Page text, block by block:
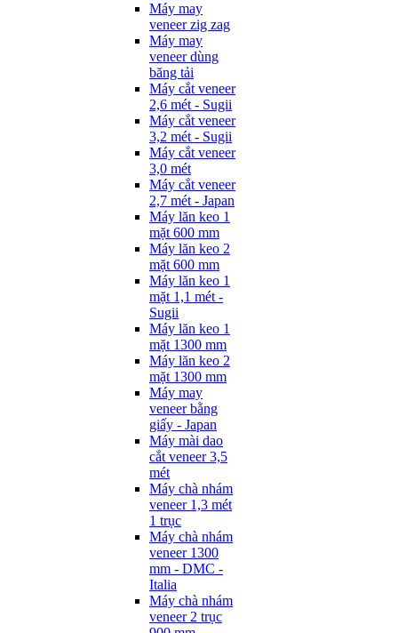
Máy may
veneer zig zag
Máy may
veneer dùng
băng tải
Máy cắt veneer
2,6 mét - Sugii
Máy cắt veneer
3,2 mét - Sugii
Máy cắt veneer
3,0 mét
Máy cắt veneer
2,7 mét - Japan
Máy lăn keo 1
mặt 600 mm
Máy lăn keo 2
mặt 600 mm
Máy lăn keo 1
mặt 1,1 mét -
Sugii
Máy lăn keo 1
mặt 1300 mm
Máy lăn keo 2
mặt 1300 mm
Máy may
veneer bằng
giấy - Japan
Máy mài dao
cắt veneer 3,5
mét
Máy chà nhám
veneer 1,3 mét
1 trục
Máy chà nhám
veneer 1300
mm - DMC -
Italia
Máy chà nhám
veneer 2 trục